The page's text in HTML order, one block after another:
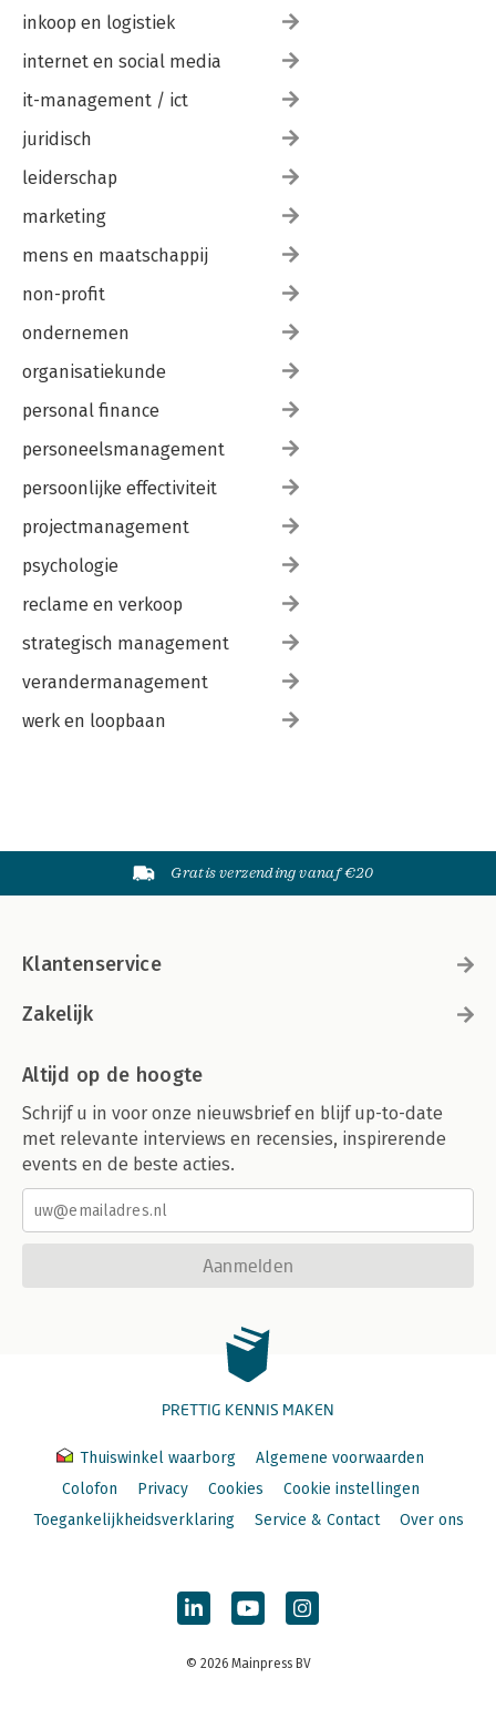
inkoop en logistiek
internet en social media
it-management / ict
juridisch
leiderschap
marketing
mens en maatschappij
non-profit
ondernemen
organisatiekunde
personal finance
personeelsmanagement
persoonlijke effectiviteit
projectmanagement
psychologie
reclame en verkoop
strategisch management
verandermanagement
werk en loopbaan
Gratis verzending vanaf €20
Klantenservice
Zakelijk
Altijd op de hoogte
Schrijf u in voor onze nieuwsbrief en blijf up-to-date
met relevante interviews en recensies, inspirerende
events en de beste acties.
Aanmelden
PRETTIG KENNIS MAKEN
Thuiswinkel waarborg
Algemene voorwaarden
Colofon
Privacy Cookies
Cookie instellingen
Toegankelijkheidsverklaring
Service & Contact Over ons
© 2026 Mainpress BV